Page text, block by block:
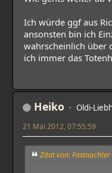
Ich würde ggf aus
ansonsten bin ich
wahrscheinlich über
ich immer das
Heiko Oldi-
21 Mai 2012, 07:55:59
Zitat von: